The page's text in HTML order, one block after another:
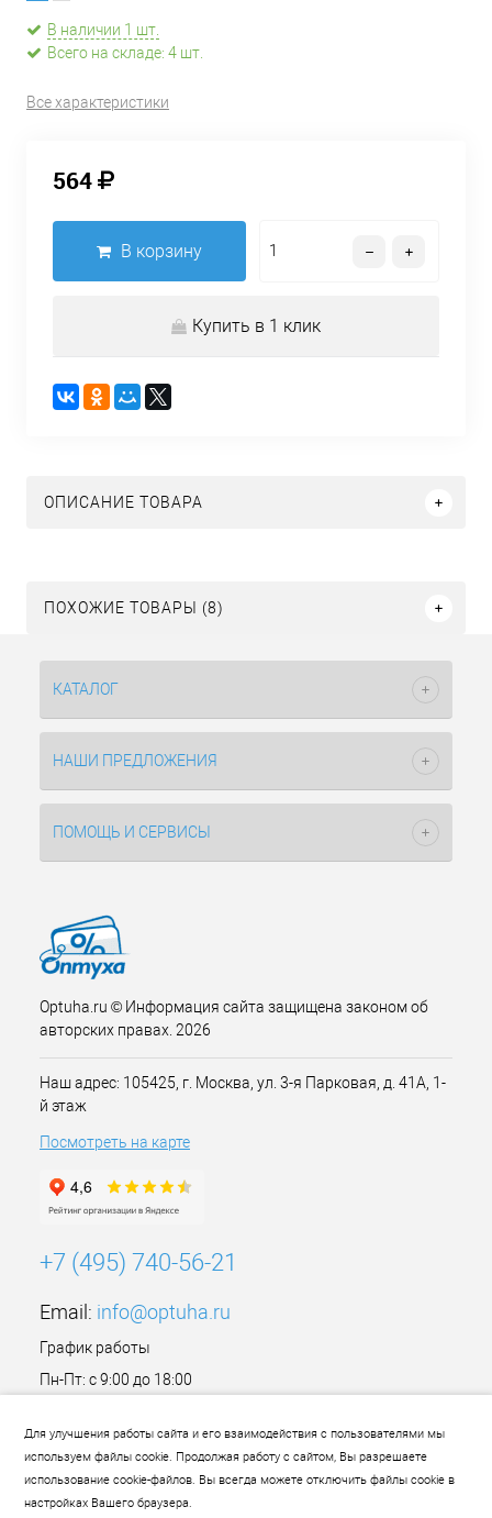
В наличии 1 шт.
Всего на складе: 4 шт.
Все характеристики
564
В корзину
Купить в 1 клик
ОПИСАНИЕ ТОВАРА
ПОХОЖИЕ ТОВАРЫ (8)
Для улучшения работы сайта и его взаимодействия с пользователями мы
используем файлы cookie. Продолжая работу с сайтом, Вы разрешаете
использование cookie-файлов. Вы всегда можете отключить файлы cookie в
настройках Вашего браузера.
КАТАЛОГ
НАШИ ПРЕДЛОЖЕНИЯ
ПОМОЩЬ И СЕРВИСЫ
Optuha.ru © Информация сайта защищена законом об
авторских правах. 2026
Наш адрес: 105425, г. Москва, ул. 3-я Парковая, д. 41А, 1-
й этаж
Посмотреть на карте
+7 (495) 740-56-21
Email: info@optuha.ru
График работы
Пн-Пт: с 9:00 до 18:00